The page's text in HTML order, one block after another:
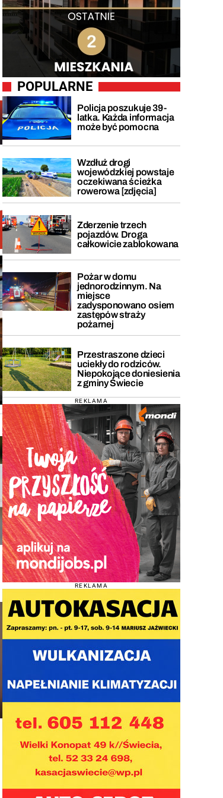
POPULARNE
Policja poszukuje 39-
latka. Każda informacja
może być pomocna
Wzdłuż drogi
wojewódzkiej powstaje
oczekiwana ścieżka
rowerowa [zdjęcia]
Zderzenie trzech
pojazdów. Droga
całkowicie zablokowana
Pożar w domu
jednorodzinnym. Na
miejsce
zadysponowano osiem
zastępów straży
pożarnej
Przestraszone dzieci
uciekły do rodziców.
Niepokojące doniesienia
z gminy Świecie
REKLAMA
REKLAMA